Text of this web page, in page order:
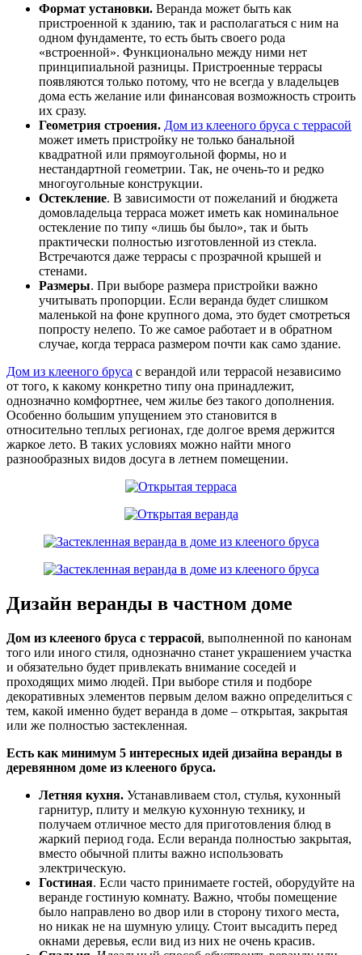
Формат установки. Веранда может быть как
пристроенной к зданию, так и располагаться с ним на
одном фундаменте, то есть быть своего рода
«встроенной». Функционально между ними нет
принципиальной разницы. Пристроенные террасы
появляются только потому, что не всегда у владельцев
дома есть желание или финансовая возможность строить
их сразу.
Геометрия строения. Дом из клееного бруса с террасой
может иметь пристройку не только банальной
квадратной или прямоугольной формы, но и
нестандартной геометрии. Так, не очень-то и редко
многоугольные конструкции.
Остекление. В зависимости от пожеланий и бюджета
домовладельца терраса может иметь как номинальное
остекление по типу «лишь бы было», так и быть
практически полностью изготовленной из стекла.
Встречаются даже террасы с прозрачной крышей и
стенами.
Размеры. При выборе размера пристройки важно
учитывать пропорции. Если веранда будет слишком
маленькой на фоне крупного дома, это будет смотреться
попросту нелепо. То же самое работает и в обратном
случае, когда терраса размером почти как само здание.
Дом из клееного бруса с верандой или террасой независимо
от того, к какому конкретно типу она принадлежит,
однозначно комфортнее, чем жилье без такого дополнения.
Особенно большим упущением это становится в
относительно теплых регионах, где долгое время держится
жаркое лето. В таких условиях можно найти много
разнообразных видов досуга в летнем помещении.
Дизайн веранды в частном доме
Дом из клееного бруса с террасой, выполненной по канонам
того или иного стиля, однозначно станет украшением участка
и обязательно будет привлекать внимание соседей и
проходящих мимо людей. При выборе стиля и подборе
декоративных элементов первым делом важно определиться с
тем, какой именно будет веранда в доме – открытая, закрытая
или же полностью застекленная.
Есть как минимум 5 интересных идей дизайна веранды в
деревянном доме из клееного бруса.
Летняя кухня. Устанавливаем стол, стулья, кухонный
гарнитур, плиту и мелкую кухонную технику, и
получаем отличное место для приготовления блюд в
жаркий период года. Если веранда полностью закрытая,
вместо обычной плиты важно использовать
электрическую.
Гостиная. Если часто принимаете гостей, оборудуйте на
веранде гостиную комнату. Важно, чтобы помещение
было направлено во двор или в сторону тихого места,
но никак не на шумную улицу. Стоит высадить перед
окнами деревья, если вид из них не очень красив.